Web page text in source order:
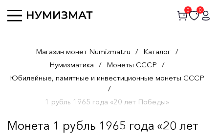
0 0
Магазин монет Numizmat.ru / Каталог /
Нумизматика / Монеты СССР /
Юбилейные, памятные и инвестиционные монеты СССР
/
1 рубль 1965 года «20 лет Победы»
Монета 1 рубль 1965 года «20 лет